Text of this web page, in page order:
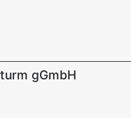
gGmbH